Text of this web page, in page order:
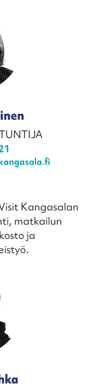
Kangasalan
matkailun
ja